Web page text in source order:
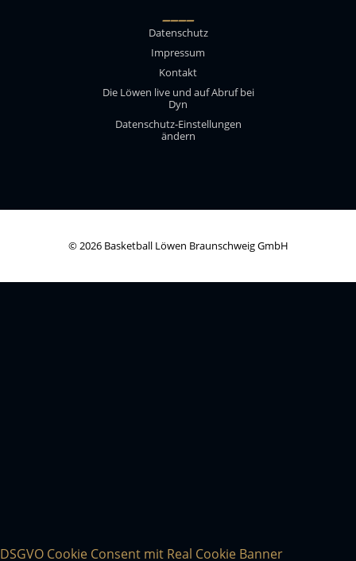
____
Datenschutz
Impressum
Kontakt
Die Löwen live und auf Abruf bei
Dyn
Datenschutz-Einstellungen
ändern
© 2026 Basketball Löwen Braunschweig GmbH
DSGVO Cookie Consent mit Real Cookie Banner